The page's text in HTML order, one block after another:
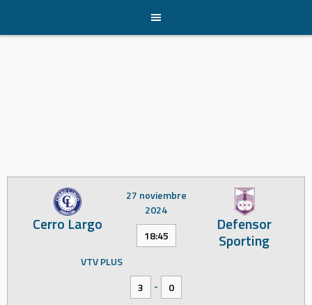
content
Cerro Largo Defensor
Sporting
27 noviembre
2024
18:45
VTV PLUS
3
-
0